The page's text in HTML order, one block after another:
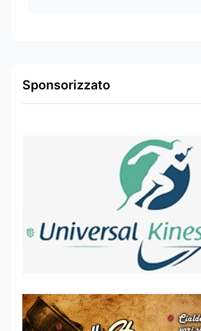
Sponsorizzato